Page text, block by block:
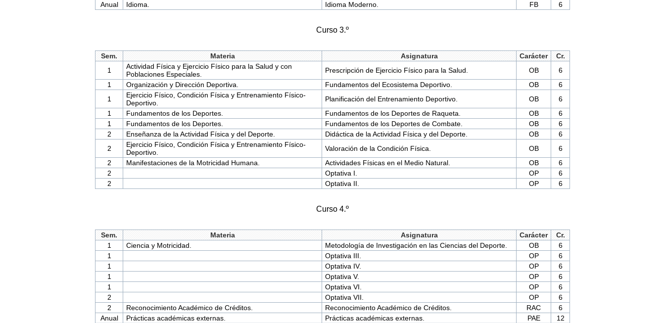
Anual
Idioma. Idioma Moderno. FB 6
Curso 3.º
Sem. Materia Asignatura Carácter
Cr.
1
Actividad Física y Ejercicio Físico para la Salud y con
Poblaciones Especiales.
Prescripción de Ejercicio Físico para la Salud. OB
6
1
Organización y Dirección Deportiva. Fundamentos del Ecosistema Deportivo. OB
6
1
Ejercicio Físico, Condición Física y Entrenamiento Físico-
Deportivo.
Planificación del Entrenamiento Deportivo. OB
6
1
Fundamentos de los Deportes. Fundamentos de los Deportes de Raqueta. OB
6
1
Fundamentos de los Deportes. Fundamentos de los Deportes de Combate. OB
6
2
Enseñanza de la Actividad Física y del Deporte. Didáctica de la Actividad Física y del Deporte. OB
6
2
Ejercicio Físico, Condición Física y Entrenamiento Físico-
Deportivo.
Valoración de la Condición Física. OB
6
2
Manifestaciones de la Motricidad Humana. Actividades Físicas en el Medio Natural. OB
6
2
Optativa I. OP
6
2
Optativa II. OP 6
Curso 4.º
Sem. Materia Asignatura Carácter
Cr.
1
Ciencia y Motricidad. Metodología de Investigación en las Ciencias del Deporte. OB
6
1
Optativa III. OP
6
1
Optativa IV. OP
6
1
Optativa V. OP
6
1
Optativa VI. OP
6
2
Optativa VII. OP
6
2
Reconocimiento Académico de Créditos. Reconocimiento Académico de Créditos. RAC
6
Anual
Prácticas académicas externas. Prácticas académicas externas. PAE
12